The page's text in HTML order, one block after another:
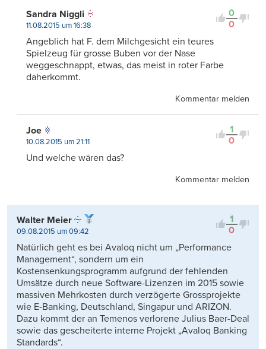
0
0
Sandra Niggli
11.08.2015 um 16:38
Angeblich hat F. dem Milchgesicht ein teures
Spielzeug für grosse Buben vor der Nase
weggeschnappt, etwas, das meist in roter Farbe
daherkommt.
Kommentar melden
1
0
Joe
10.08.2015 um 21:11
Und welche wären das?
Kommentar melden
1
0
Walter Meier
09.08.2015 um 09:42
Natürlich geht es bei Avaloq nicht um „Performance
Management“, sondern um ein
Kostensenkungsprogramm aufgrund der fehlenden
Umsätze durch neue Software-Lizenzen im 2015 sowie
massiven Mehrkosten durch verzögerte Grossprojekte
wie E-Banking, Deutschland, Singapur und ARIZON.
Dazu kommt der an Temenos verlorene Julius Baer-Deal
sowie das gescheiterte interne Projekt „Avaloq Banking
Standards“.